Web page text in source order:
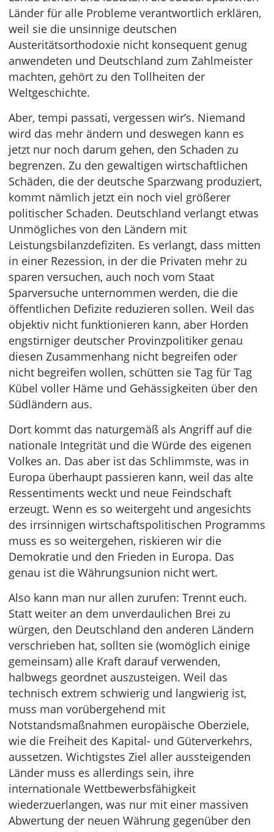
Länder für alle Probleme verantwortlich erklären,
weil sie die unsinnige deutschen
Austeritätsorthodoxie nicht konsequent genug
anwendeten und Deutschland zum Zahlmeister
machten, gehört zu den Tollheiten der
Weltgeschichte.
Aber, tempi passati, vergessen wir’s. Niemand
wird das mehr ändern und deswegen kann es
jetzt nur noch darum gehen, den Schaden zu
begrenzen. Zu den gewaltigen wirtschaftlichen
Schäden, die der deutsche Sparzwang produziert,
kommt nämlich jetzt ein noch viel größerer
politischer Schaden. Deutschland verlangt etwas
Unmögliches von den Ländern mit
Leistungsbilanzdefiziten. Es verlangt, dass mitten
in einer Rezession, in der die Privaten mehr zu
sparen versuchen, auch noch vom Staat
Sparversuche unternommen werden, die die
öffentlichen Defizite reduzieren sollen. Weil das
objektiv nicht funktionieren kann, aber Horden
engstirniger deutscher Provinzpolitiker genau
diesen Zusammenhang nicht begreifen oder
nicht begreifen wollen, schütten sie Tag für Tag
Kübel voller Häme und Gehässigkeiten über den
Südländern aus.
Dort kommt das naturgemäß als Angriff auf die
nationale Integrität und die Würde des eigenen
Volkes an. Das aber ist das Schlimmste, was in
Europa überhaupt passieren kann, weil das alte
Ressentiments weckt und neue Feindschaft
erzeugt. Wenn es so weitergeht und angesichts
des irrsinnigen wirtschaftspolitischen Programms
muss es so weitergehen, riskieren wir die
Demokratie und den Frieden in Europa. Das
genau ist die Währungsunion nicht wert.
Also kann man nur allen zurufen: Trennt euch.
Statt weiter an dem unverdaulichen Brei zu
würgen, den Deutschland den anderen Ländern
verschrieben hat, sollten sie (womöglich einige
gemeinsam) alle Kraft darauf verwenden,
halbwegs geordnet auszusteigen. Weil das
technisch extrem schwierig und langwierig ist,
muss man vorübergehend mit
Notstandsmaßnahmen europäische Oberziele,
wie die Freiheit des Kapital- und Güterverkehrs,
aussetzen. Wichtigstes Ziel aller aussteigenden
Länder muss es allerdings sein, ihre
internationale Wettbewerbsfähigkeit
wiederzuerlangen, was nur mit einer massiven
Abwertung der neuen Währung gegenüber den